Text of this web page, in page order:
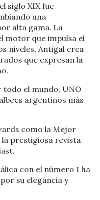
siglo XIX fue
una
alta gama. La
motor que impulsa el
niveles, Antigal crea
que expresan la
todo el mundo, UNO
argentinos más
como la Mejor
prestigiosa revista
con el número 1 ha
su elegancia y